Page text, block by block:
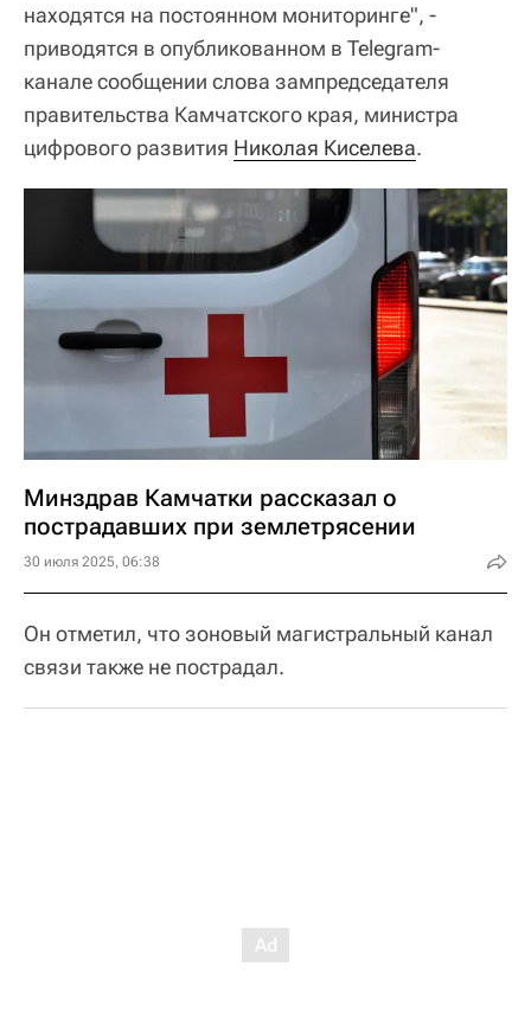
находятся на постоянном мониторинге", -
приводятся в опубликованном в Telegram-
канале сообщении слова зампредседателя
правительства Камчатского края, министра
цифрового развития Николая Киселева.
Минздрав Камчатки рассказал о
пострадавших при землетрясении
30 июля 2025, 06:38
Он отметил, что зоновый магистральный канал
связи также не пострадал.